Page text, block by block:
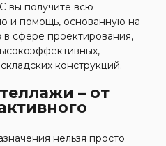
вы получите всю
и помощь, основанную на
сфере проектирования,
конструкций.
– от
нельзя просто